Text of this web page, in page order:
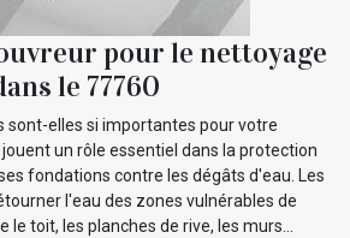
pour le nettoyage
le 77760
sont-elles si importantes pour votre
jouent un rôle essentiel dans la protection
fondations contre les dégâts d'eau. Les
l'eau des zones vulnérables de
le toit, les planches de rive, les murs…